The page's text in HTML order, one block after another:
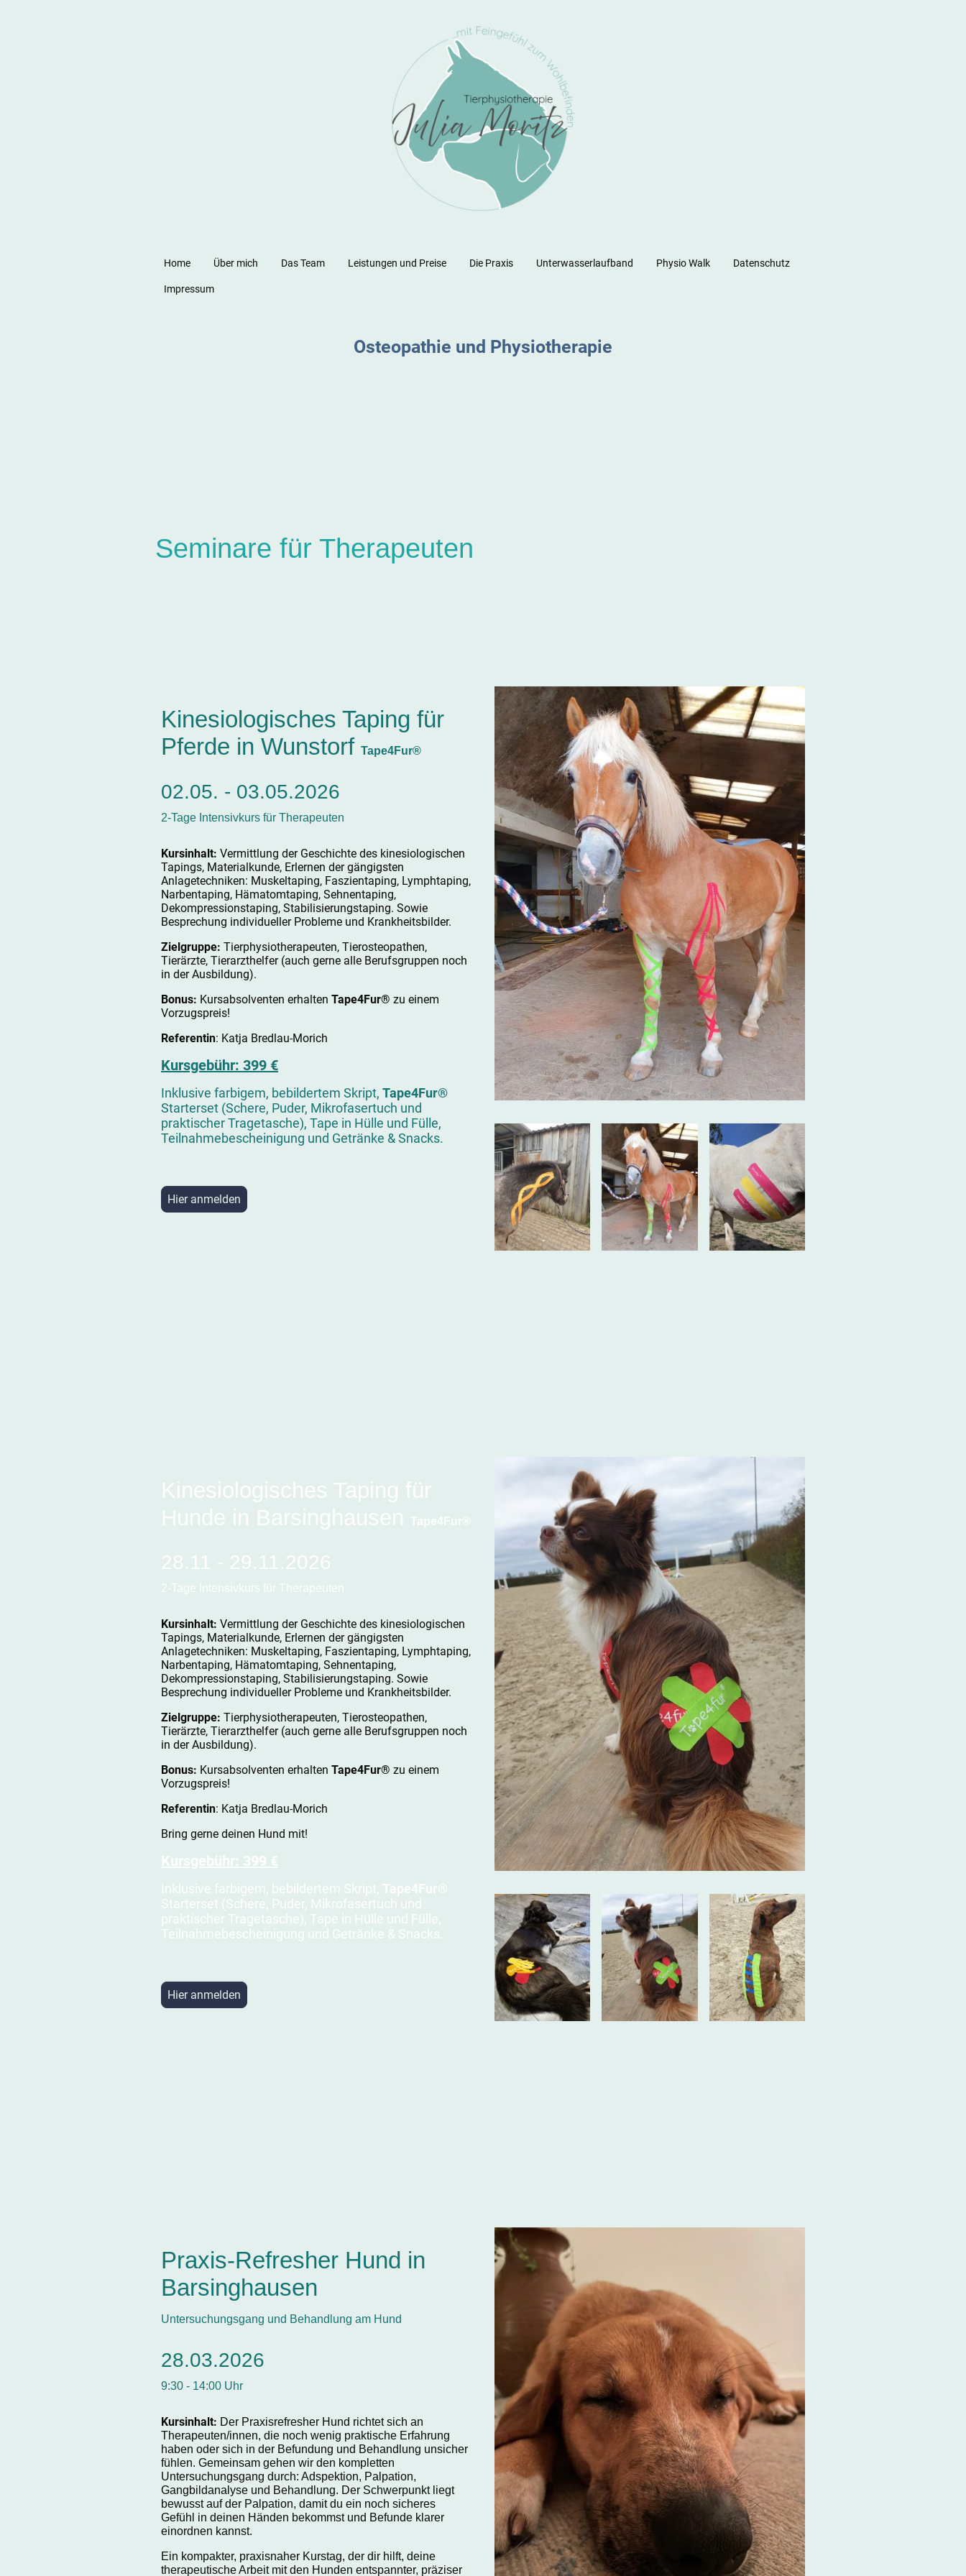
Home Über mich Das Team Leistungen und Preise Die Praxis Unterwasserlaufband Physio Walk Datenschutz
Impressum
Osteopathie und Physiotherapie
Seminare für Therapeuten
Kinesiologisches Taping für
Pferde in Wunstorf Tape4Fur®
02.05. - 03.05.2026
2-Tage Intensivkurs für Therapeuten
Kursinhalt: Vermittlung der Geschichte des kinesiologischen
Tapings, Materialkunde, Erlernen der gängigsten
Anlagetechniken: Muskeltaping, Faszientaping, Lymphtaping,
Narbentaping, Hämatomtaping, Sehnentaping,
Dekompressionstaping, Stabilisierungstaping. Sowie
Besprechung individueller Probleme und Krankheitsbilder.
Zielgruppe: Tierphysiotherapeuten, Tierosteopathen,
Tierärzte, Tierarzthelfer (auch gerne alle Berufsgruppen noch
in der Ausbildung).
Bonus: Kursabsolventen erhalten Tape4Fur® zu einem
Vorzugspreis!
Referentin: Katja Bredlau-Morich
Kursgebühr: 399 €
Inklusive farbigem, bebildertem Skript, Tape4Fur®
Starterset (Schere, Puder, Mikrofasertuch und
praktischer Tragetasche), Tape in Hülle und Fülle,
Teilnahmebescheinigung und Getränke & Snacks.
Hier anmelden
Kinesiologisches Taping für
Hunde in Barsinghausen
Tape4Fur®
28.11 - 29.11.2026
2-Tage Intensivkurs für Therapeuten
Kursinhalt: Vermittlung der Geschichte des kinesiologischen
Tapings, Materialkunde, Erlernen der gängigsten
Anlagetechniken: Muskeltaping, Faszientaping, Lymphtaping,
Narbentaping, Hämatomtaping, Sehnentaping,
Dekompressionstaping, Stabilisierungstaping. Sowie
Besprechung individueller Probleme und Krankheitsbilder.
Zielgruppe: Tierphysiotherapeuten, Tierosteopathen,
Tierärzte, Tierarzthelfer (auch gerne alle Berufsgruppen noch
in der Ausbildung).
Bonus: Kursabsolventen erhalten Tape4Fur® zu einem
Vorzugspreis!
Referentin: Katja Bredlau-Morich
Bring gerne deinen Hund mit!
Kursgebühr: 399 €
Inklusive farbigem, bebildertem Skript, Tape4Fur®
Starterset (Schere, Puder, Mikrofasertuch und
praktischer Tragetasche), Tape in Hülle und Fülle,
Teilnahmebescheinigung und Getränke & Snacks.
Hier anmelden
Praxis-Refresher Hund in
Barsinghausen
Untersuchungsgang und Behandlung am Hund
28.03.2026
9:30 - 14:00 Uhr
Kursinhalt: Der Praxisrefresher Hund richtet sich an
Therapeuten/innen, die noch wenig praktische Erfahrung
haben oder sich in der Befundung und Behandlung unsicher
fühlen. Gemeinsam gehen wir den kompletten
Untersuchungsgang durch: Adspektion, Palpation,
Gangbildanalyse und Behandlung. Der Schwerpunkt liegt
bewusst auf der Palpation, damit du ein noch sicheres
Gefühl in deinen Händen bekommst und Befunde klarer
einordnen kannst.
Ein kompakter, praxisnaher Kurstag, der dir hilft, deine
therapeutische Arbeit mit den Hunden entspannter, präziser